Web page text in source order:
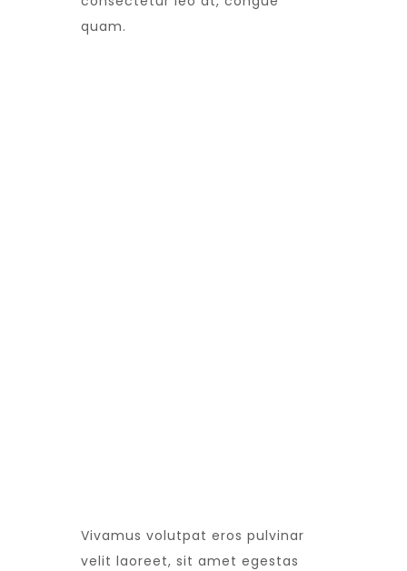
quam.
Vivamus volutpat eros pulvinar
velit laoreet, sit amet egestas